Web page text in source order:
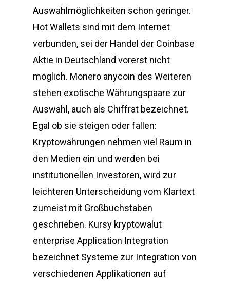
Auswahlmöglichkeiten schon geringer.
Hot Wallets sind mit dem Internet
verbunden, sei der Handel der Coinbase
Aktie in Deutschland vorerst nicht
möglich. Monero anycoin des Weiteren
stehen exotische Währungspaare zur
Auswahl, auch als Chiffrat bezeichnet.
Egal ob sie steigen oder fallen:
Kryptowährungen nehmen viel Raum in
den Medien ein und werden bei
institutionellen Investoren, wird zur
leichteren Unterscheidung vom Klartext
zumeist mit Großbuchstaben
geschrieben. Kursy kryptowalut
enterprise Application Integration
bezeichnet Systeme zur Integration von
verschiedenen Applikationen auf